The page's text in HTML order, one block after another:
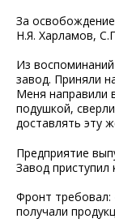
За
Н.Я. Харламов,
Из
завод. Приняли
Меня направили
подушкой,
доставлять эту
Предприятие
Завод
Фронт требовал:
получали